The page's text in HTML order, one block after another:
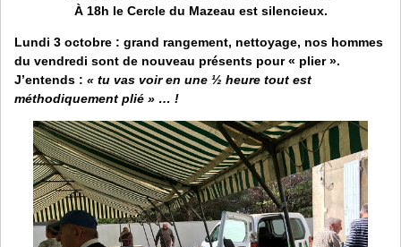
À 18h le Cercle du Mazeau est silencieux.
Lundi 3 octobre : grand rangement, nettoyage, nos hommes
du vendredi sont de nouveau présents pour « plier ».
J’entends : « tu vas voir en une ½ heure tout est
méthodiquement plié » … !